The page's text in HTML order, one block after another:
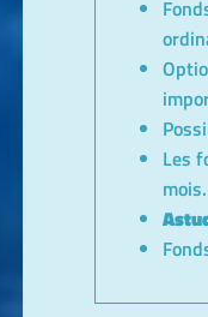
Les
mois.